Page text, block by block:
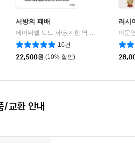
사라진 것이 아니라 가려져 있을 뿐이다.
서방의 패배
에마뉘엘 토드 저/권지현 역 | 아카넷
10건
22,500원 (10% 할인)
러시
이문
/교환 안내